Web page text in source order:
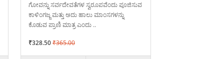
ಗೋವನ್ನು ಸರ್ವದೇವತೆಗಳ ಸ್ವರೂಪವೆಂದು ಪೂಜಿಸುವ
ಕಾಳಿಂಗಜ್ಜ ಮತ್ತು ಅದು ಹಾಲು ಮಾಂಸಗಳನ್ನು
ಕೊಡುವ ಪ್ರಾಣಿ ಮಾತ್ರ ಎಂದು ..
₹328.50₹365.00